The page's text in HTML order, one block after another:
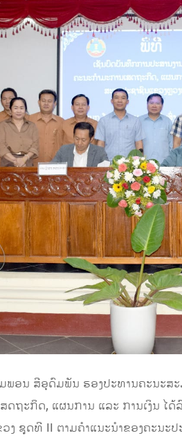
ພອນ ສີອຸດົມພັນ ຮອງປະທານຄະນະສ
ສດຖະກິດ, ແຜນການ ແລະ ການເງິນ ໄດ້
ວງ ຊຸດທີ II ຕາມຄໍາແນະນຳຂອງຄະນະ